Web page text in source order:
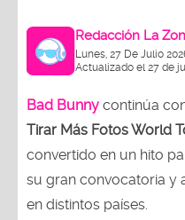
Redacción La
Lunes, 27 De Julio
Actualizado el 27 de
Bad Bunny continúa
Tirar Más Fotos World
convertido en un hito
su gran convocatoria y
en distintos países.